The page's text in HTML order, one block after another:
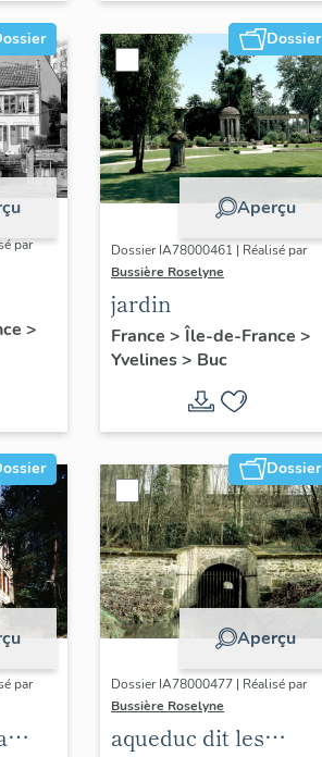
par
>
Dossier
Aperçu
Dossier IA78000461 | Réalisé par
Bussière Roselyne
jardin
France > Île-de-France >
Yvelines> Buc
par
Dossier
Aperçu
Dossier IA78000477 | Réalisé par
Bussière Roselyne
aqueduc dit les